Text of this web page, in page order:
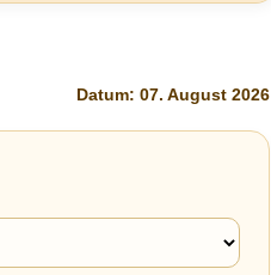
Datum: 07. August 2026